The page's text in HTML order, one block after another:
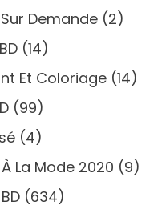
du
Demande (2)
(14)
Et Coloriage (14)
(99)
(4)
La Mode 2020 (9)
(634)